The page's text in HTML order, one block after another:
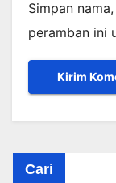
Simpan
peramban ini
Cari